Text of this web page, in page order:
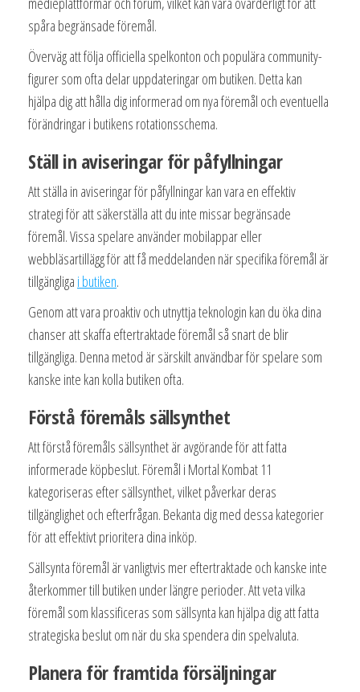
spåra begränsade föremål.
Överväg att följa officiella spelkonton och populära community-
figurer som ofta delar uppdateringar om butiken. Detta kan
hjälpa dig att hålla dig informerad om nya föremål och eventuella
förändringar i butikens rotationsschema.
Ställ in aviseringar för påfyllningar
Att ställa in aviseringar för påfyllningar kan vara en effektiv
strategi för att säkerställa att du inte missar begränsade
föremål. Vissa spelare använder mobilappar eller
webbläsartillägg för att få meddelanden när specifika föremål är
tillgängliga i butiken.
Genom att vara proaktiv och utnyttja teknologin kan du öka dina
chanser att skaffa eftertraktade föremål så snart de blir
tillgängliga. Denna metod är särskilt användbar för spelare som
kanske inte kan kolla butiken ofta.
Förstå föremåls sällsynthet
Att förstå föremåls sällsynthet är avgörande för att fatta
informerade köpbeslut. Föremål i Mortal Kombat 11
kategoriseras efter sällsynthet, vilket påverkar deras
tillgänglighet och efterfrågan. Bekanta dig med dessa kategorier
för att effektivt prioritera dina inköp.
Sällsynta föremål är vanligtvis mer eftertraktade och kanske inte
återkommer till butiken under längre perioder. Att veta vilka
föremål som klassificeras som sällsynta kan hjälpa dig att fatta
strategiska beslut om när du ska spendera din spelvaluta.
Planera för framtida försäljningar